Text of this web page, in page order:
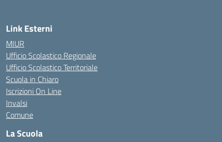
Link Esterni
MIUR
Ufficio Scolastico Regionale
Ufficio Scolastico Territoriale
Scuola in Chiaro
Iscrizioni On Line
Invalsi
Comune
La Scuola